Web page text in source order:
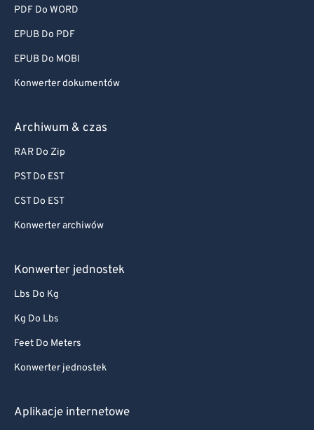
PDF Do WORD
EPUB Do PDF
EPUB Do MOBI
Konwerter dokumentów
Archiwum & czas
RAR Do Zip
PST Do EST
CST Do EST
Konwerter archiwów
Konwerter jednostek
Lbs Do Kg
Kg Do Lbs
Feet Do Meters
Konwerter jednostek
Aplikacje internetowe